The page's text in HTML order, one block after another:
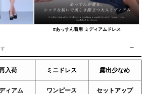
#あっすん着用 ミディアムドレス
入荷 ミニドレス 露出少なめ
ィアム ワンピース セットアップ